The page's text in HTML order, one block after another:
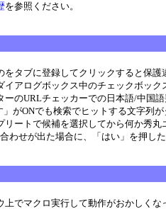
を参照ください。
をタブに登録してクリックすると保
イアログボックス中のチェックボッ
ーのURLチェッカーでの日本語/中国
」がONでも検索でヒットする文字列
リートで候補を選択してから何か秀
わせが出た場合に、「はい」を押し
上でマクロ実行して動作がおかしく